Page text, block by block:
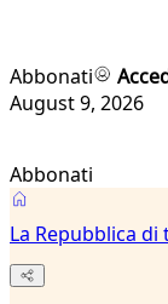
Abbonati
August 9, 2026
Abbonati
La Repubblica di